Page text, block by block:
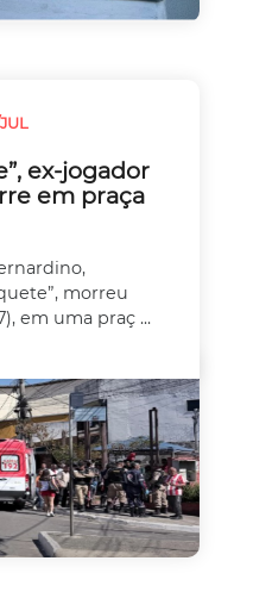
ex-jogador
em praça
morreu
em uma praç ...